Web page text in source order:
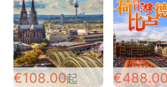
€108.00起